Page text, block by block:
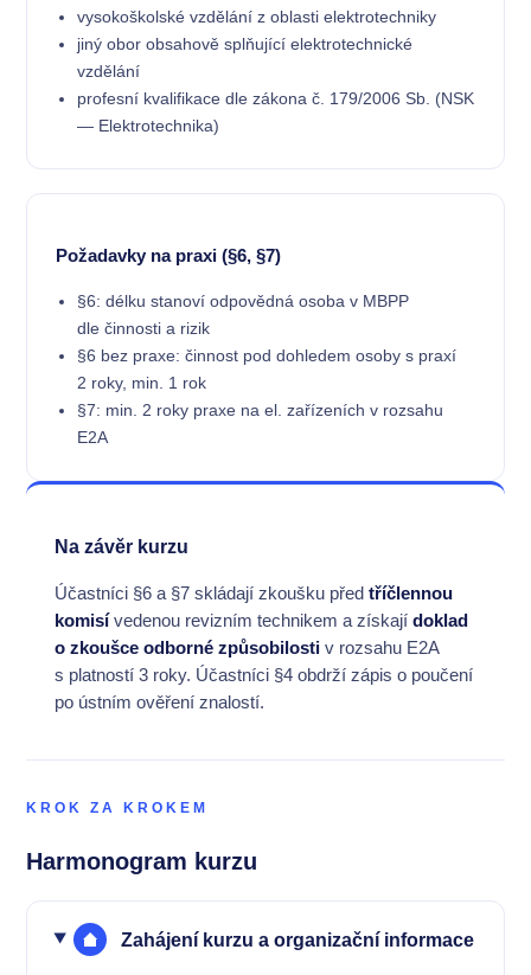
vysokoškolské vzdělání z oblasti elektrotechniky
jiný obor obsahově splňující elektrotechnické
vzdělání
profesní kvalifikace dle zákona č. 179/2006 Sb. (NSK
— Elektrotechnika)
Požadavky na praxi (§6, §7)
§6: délku stanoví odpovědná osoba v MBPP
dle činnosti a rizik
§6 bez praxe: činnost pod dohledem osoby s praxí
2 roky, min. 1 rok
§7: min. 2 roky praxe na el. zařízeních v rozsahu
E2A
Na závěr kurzu
Účastníci §6 a §7 skládají zkoušku předtříčlennou
komisí vedenou revizním technikem a získajídoklad
o zkoušce odborné způsobilosti v rozsahu E2A
s platností 3 roky. Účastníci §4 obdrží zápis o poučení
po ústním ověření znalostí.
KROK ZA KROKEM
Harmonogram kurzu
Zahájení kurzu a organizační informace